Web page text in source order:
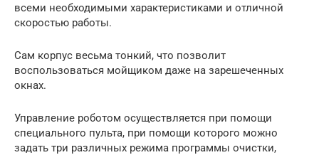
всеми необходимыми характеристиками и отличной
скоростью работы.
Сам корпус весьма тонкий, что позволит
воспользоваться мойщиком даже на зарешеченных
окнах.
Управление роботом осуществляется при помощи
специального пульта, при помощи которого можно
задать три различных режима программы очистки,